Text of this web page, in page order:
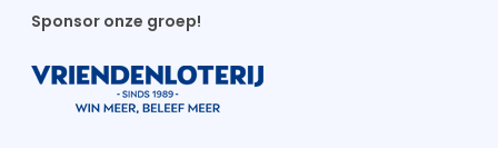
Sponsor onze groep!